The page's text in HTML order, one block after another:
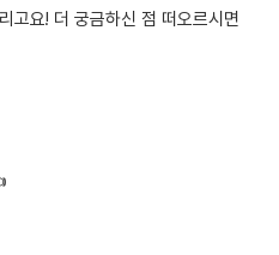
고요! 더 궁금하신 점 떠오르시면